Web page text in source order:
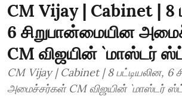
CM Vijay | Cabinet | 8
6 சிறுபான்மையின
CM விஜயின் `மாஸ்டர்
CM Vijay | Cabinet | 8 பட்டியலின, 6
அமைச்சர்கள் CM விஜயின் `மாஸ்டர்